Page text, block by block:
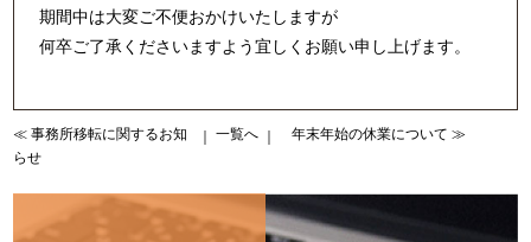
期間中は大変ご不便おかけいたしますが
何卒ご了承くださいますよう宜しくお願い申し上げます。
≪ 事務所移転に関するお知
らせ
｜一覧へ ｜ 年末年始の休業について ≫